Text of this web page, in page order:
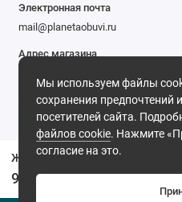
986 ₽ 4 972 ₽
Мы используем файлы
сохранения предпочтений
посетителей сайта.
файлов cookie. Нажмите
согласие на это.
Электронная почта
mail@planetaobuvi.ru
Адрес магазина
Мы в сети